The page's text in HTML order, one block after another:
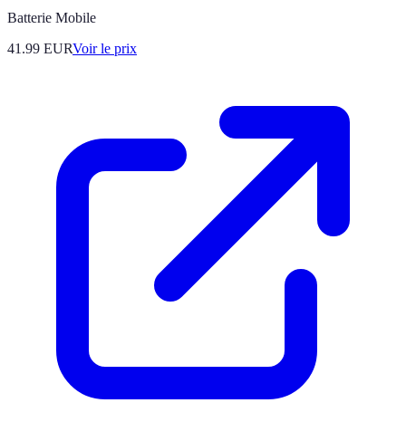
Batterie Mobile
41.99 EURVoir le prix